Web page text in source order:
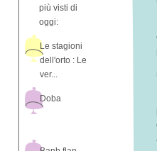
più visti di
oggi:
Le stagioni
dell'orto : Le
ver...
Doba